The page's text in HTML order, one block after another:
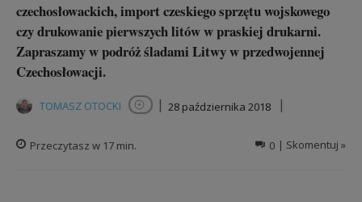
czechosłowackich, import czeskiego sprzętu wojskowego
czy drukowanie pierwszych litów w praskiej drukarni.
Zapraszamy w podróż śladami Litwy w przedwojennej
Czechosłowacji.
TOMASZ OTOCKI Obserwuj autora
| 28 października 2018 |
0 | Skomentuj »
Przeczytasz w 17 min.